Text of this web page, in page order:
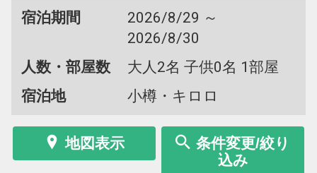
宿泊期間
2026/8/29 ～
2026/8/30
人数・部屋数
大人2名 子供0名 1部屋
宿泊地
小樽・キロロ
地図表示
条件変更/絞り
込み